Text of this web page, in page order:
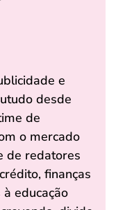
e
desde
de
o mercado
de redatores
finanças
educação